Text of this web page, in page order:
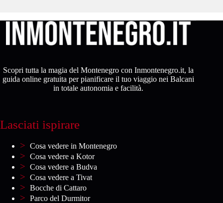
Scopri tutta la magia del Montenegro con Inmontenegro.it, la
guida online gratuita per pianificare il tuo viaggio nei Balcani
in totale autonomia e facilità.
Lasciati ispirare
Cosa vedere in Montenegro
Cosa vedere a Kotor
Cosa vedere a Budva
Cosa vedere a Tivat
Bocche di Cattaro
Parco del Durmitor